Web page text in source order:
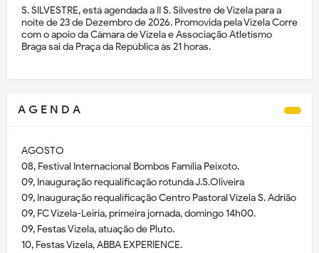
S. SILVESTRE, está agendada a II S. Silvestre de Vizela para a
noite de 23 de Dezembro de 2026. Promovida pela Vizela Corre
com o apoio da Câmara de Vizela e Associação Atletismo
Braga sai da Praça da República às 21 horas.
A G E N D A
AGOSTO
08, Festival Internacional Bombos Família Peixoto.
09, Inauguração requalificação rotunda J.S.Oliveira
09, Inauguração requalificação Centro Pastoral Vizela S. Adrião
09, FC Vizela-Leiria, primeira jornada, domingo 14h00.
09, Festas Vizela, atuação de Pluto.
10, Festas Vizela, ABBA EXPERIENCE.